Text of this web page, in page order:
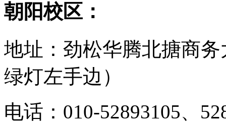
朝阳校区：
地址：劲松华腾北搪商
绿灯左手边）
电话：010-52893105、